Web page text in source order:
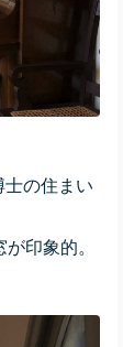
の住まい
印象的。